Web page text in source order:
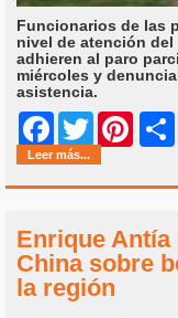
Funcionarios de las
nivel de atención
adhieren al paro
miércoles y
asistencia.
Facebook
Twitter
Leer más...
Enrique
China sobre
la región